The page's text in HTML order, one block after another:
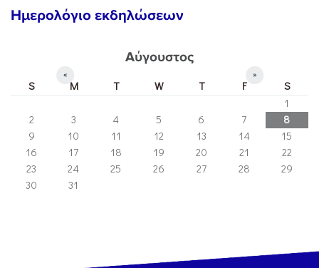
Ημερολόγιο εκδηλώσεων
Αύγουστος
« »
S M T W T F
S
1
2
3 4 5 6 7
8
9
10 11 12 13 14
15
16
17 18 19 20 21
22
23
24 25 26 27 28
29
30
31